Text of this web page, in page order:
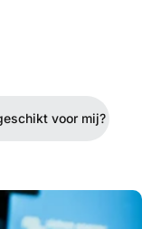
voor mij?